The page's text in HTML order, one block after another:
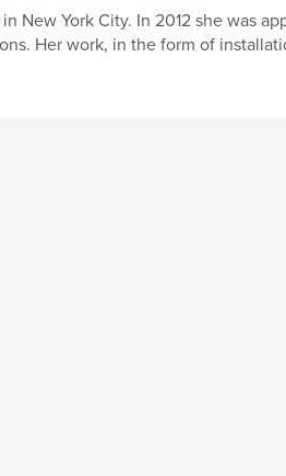
New York City. In 2012 she was
Her work, in the form of